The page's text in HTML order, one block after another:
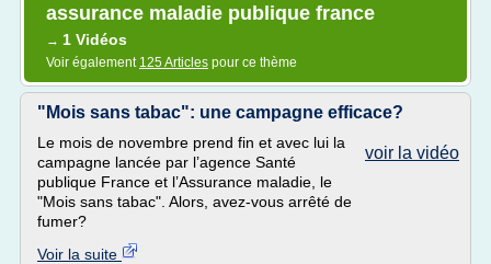
assurance maladie publique france
→ 1 Vidéos
Voir également 125 Articles pour ce thème
"Mois sans tabac": une campagne efficace?
voir la vidéo
Le mois de novembre prend fin et avec lui la
campagne lancée par l’agence Santé
publique France et l’Assurance maladie, le
"Mois sans tabac". Alors, avez-vous arrêté de
fumer?
Voir la suite